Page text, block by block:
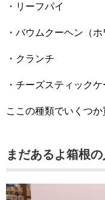
・リーフパイ
・バウムクーヘン（
・クランチ
・チーズスティックケ
ここの種類でいくつ
まだあるよ箱根の